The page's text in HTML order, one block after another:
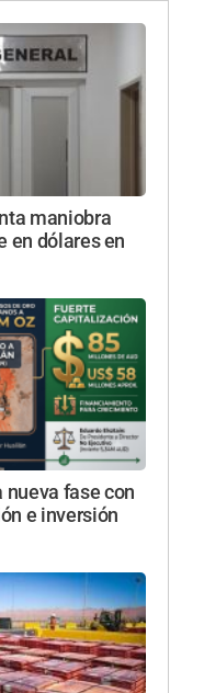
maniobra
en dólares en
nueva fase con
e inversión